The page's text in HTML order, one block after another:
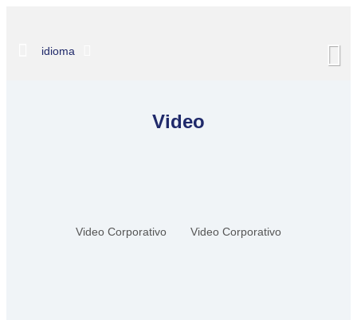
idioma
Video
Video Corporativo Video Corporativo